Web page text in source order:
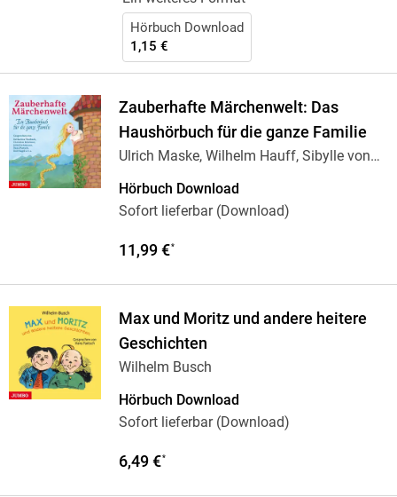
Hörbuch Download
1,15 €
Zauberhafte Märchenwelt: Das
Haushörbuch für die ganze Familie
Ulrich Maske, Wilhelm Hauff, Sibylle von
Hörbuch Download
Sofort lieferbar (Download)
11,99 €*
Max und Moritz und andere heitere
Geschichten
Wilhelm Busch
Hörbuch Download
Sofort lieferbar (Download)
6,49 €*